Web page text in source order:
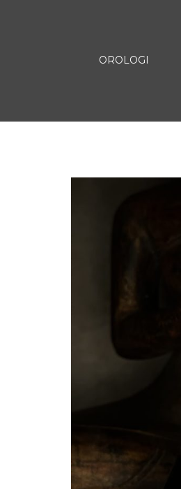
OROLOGI